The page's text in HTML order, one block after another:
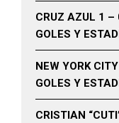
CRUZ AZUL 1 –
GOLES Y
NEW YORK
GOLES Y
CRISTIAN